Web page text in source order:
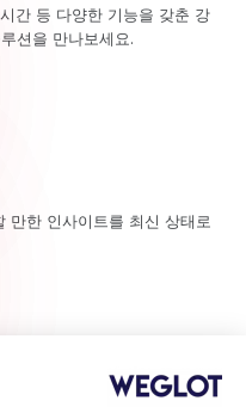
간 등 다양한 기능을 갖춘 강
션을 만나보세요.
만한 인사이트를 최신 상태로